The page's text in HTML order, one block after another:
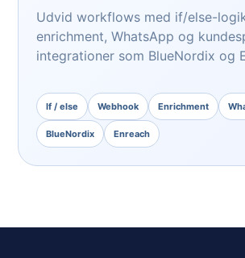
Udvid workflows med if/else-
enrichment, WhatsApp og
integrationer som BlueNordix og
If / else Webhook Enrichment
BlueNordix Enreach